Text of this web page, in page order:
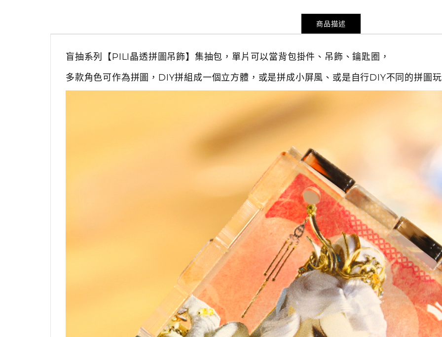
商品描述
盲抽系列【PILI晶透拼圖吊飾】集抽包，單片 可以當背包掛件、吊飾、鑰匙圈，
多款角色可作為拼圖，DIY拼組成一個立方體，或是拼成小屏風、或是自行DIY不同的拼圖